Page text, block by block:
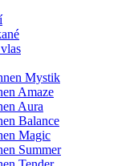
Mystik
Amaze
Aura
Balance
Magic
Summer